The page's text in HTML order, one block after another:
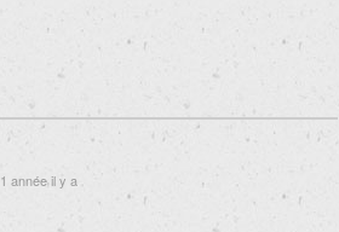
1 année il y a